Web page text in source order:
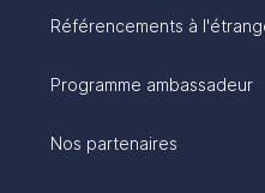
Référencements à
Programme ambassadeur
Nos partenaires